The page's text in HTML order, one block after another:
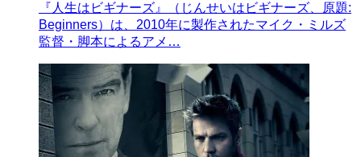
『人生はビギナーズ』（じんせいはビギナーズ、原題:
Beginners）は、2010年に製作されたマイク・ミルズ
監督・脚本によるアメ…